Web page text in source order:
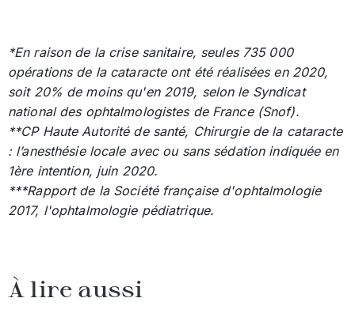
*En raison de la crise sanitaire, seules 735 000
opérations de la cataracte ont été réalisées en 2020,
soit 20% de moins qu'en 2019, selon le Syndicat
national des ophtalmologistes de France (Snof).
**CP Haute Autorité de santé, Chirurgie de la cataracte
: l’anesthésie locale avec ou sans sédation indiquée en
1ère intention, juin 2020.
***Rapport de la Société française d'ophtalmologie
2017, l'ophtalmologie pédiatrique.
À lire aussi